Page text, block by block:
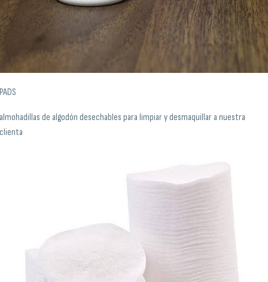
PADS
almohadillas de algodón desechables para limpiar y desmaquillar a nuestra
clienta